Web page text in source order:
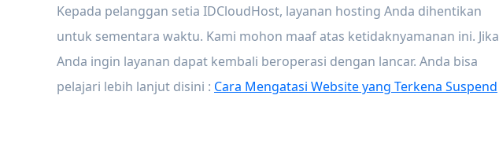
Kepada pelanggan setia IDCloudHost, layanan hosting Anda dihentikan
untuk sementara waktu. Kami mohon maaf atas ketidaknyamanan ini. Jika
Anda ingin layanan dapat kembali beroperasi dengan lancar. Anda bisa
pelajari lebih lanjut disini : Cara Mengatasi Website yang Terkena Suspend